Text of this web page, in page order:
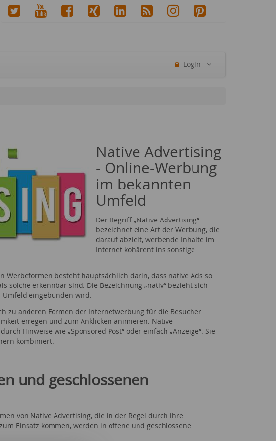
Login
Native Advertising
- Online-Werbung
im bekannten
Umfeld
Der Begriff „Native Advertising“
bezeichnet eine Art der Werbung, die
darauf abzielt, werbende Inhalte im
Internet kohärent ins sonstige
Werbeformen besteht hauptsächlich darin, dass native Ads so
erkennbar sind. Die Bezeichnung „nativ“ bezieht sich
Umfeld eingebunden wird.
zu anderen Formen der Internetwerbung für die Besucher
erregen und zum Anklicken animieren. Native
Hinweise wie „Sponsored Post“ oder einfach „Anzeige“. Sie
kombiniert.
und geschlossenen
von Native Advertising, die in der Regel durch ihre
Einsatz kommen, werden in offene und geschlossene